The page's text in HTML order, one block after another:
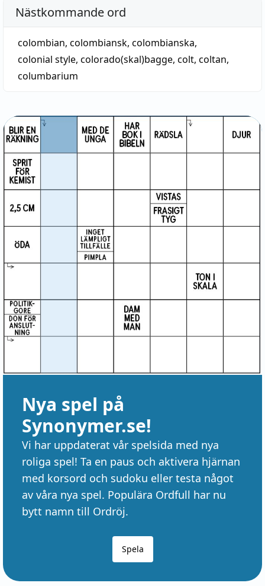
Nästkommande ord
colombian, colombiansk, colombianska,
colonial style, colorado(skal)bagge, colt, coltan,
columbarium
Nya spel på
Synonymer.se!
Vi har uppdaterat vår spelsida med nya
roliga spel! Ta en paus och aktivera hjärnan
med korsord och sudoku eller testa något
av våra nya spel. Populära Ordfull har nu
bytt namn till Ordröj.
Spela